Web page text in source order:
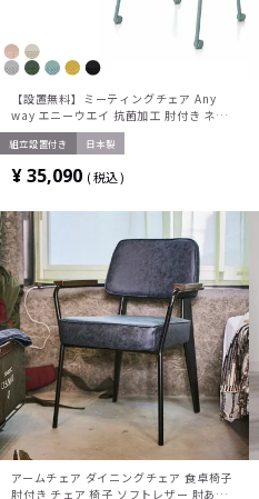
【設置無料】ミーティングチェア Any
way エニーウエイ 抗菌加工 肘付き ネス
ティングチェア ウレタンキャスター 座面
布張り K01-Z211CU 【SIAA】 コクヨ
組立設置付き 日本製
¥35,090 税込
アームチェア ダイニングチェア 食卓椅子
肘付き チェア 椅子 ソフトレザー 肘あり